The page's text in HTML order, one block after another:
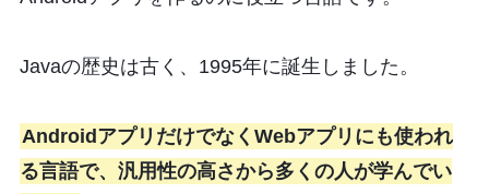
Javaの歴史は古く、1995年に誕生しました。
AndroidアプリだけでなくWebアプリにも使われ
る言語で、汎用性の高さから多くの人が学んでい